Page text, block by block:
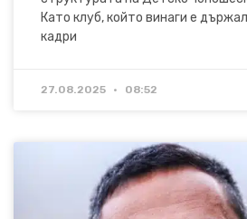
Като клуб, който винаги е
кадри
27.08.2025 08:52